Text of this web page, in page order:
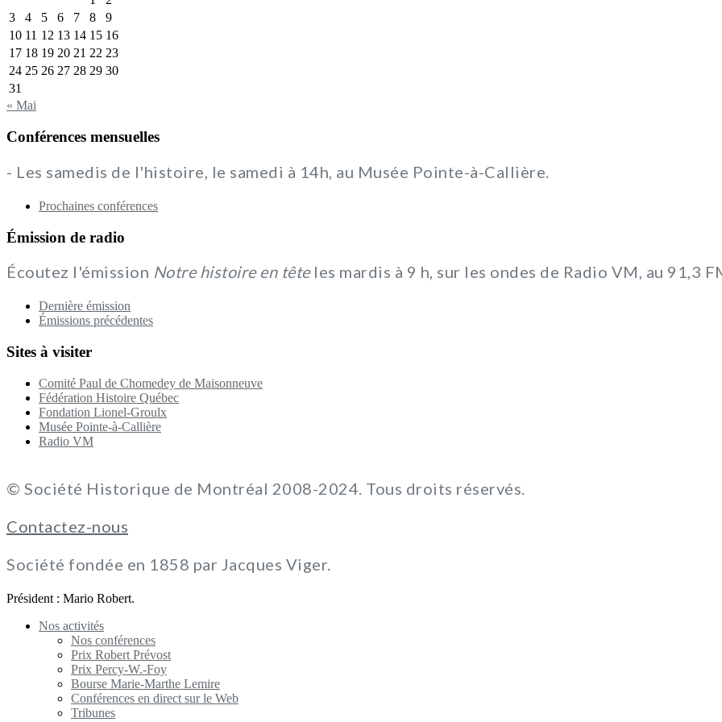
3
4 5 6 7 8
9
10 11 12 13 14 15 16
17 18 19 20 21 22 23
24 25 26 27 28 29 30
31
« Mai
Conférences mensuelles
- Les samedis de l'histoire, le samedi à 14h, au Musée Pointe-à-Callière.
Prochaines conférences
Émission de radio
Écoutez l'émission Notre histoire en têteles mardis à 9 h, sur les ondes de Radio VM, au 91,3
Dernière émission
Émissions précédentes
Sites à visiter
Comité Paul de Chomedey de Maisonneuve
Fédération Histoire Québec
Fondation Lionel-Groulx
Musée Pointe-à-Callière
Radio VM
© Société Historique de Montréal 2008-2024. Tous droits réservés.
Contactez-nous
Société fondée en 1858 par Jacques Viger.
Président : Mario Robert.
Nos activités
Nos conférences
Prix Robert Prévost
Prix Percy-W.-Foy
Bourse Marie-Marthe Lemire
Conférences en direct sur le Web
Tribunes